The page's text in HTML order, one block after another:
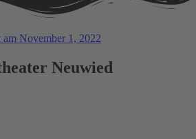
am November 1, 2022
Neuwied